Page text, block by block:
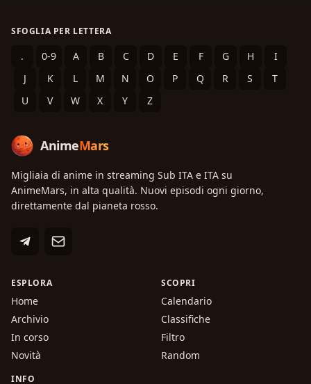
SFOGLIA PER LETTERA
. 0-9 A B C D E F G H
I
J
K L M N O P Q R S
T
U
V W X Y Z
AnimeMars
Migliaia di anime in streaming Sub ITA e ITA su
AnimeMars, in alta qualità. Nuovi episodi ogni giorno,
direttamente dal pianeta rosso.
ESPLORA
Home
Archivio
In corso
Novità
SCOPRI
Calendario
Classifiche
Filtro
Random
INFO